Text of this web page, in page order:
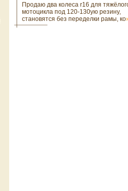
Продаю два колеса r16 для
мотоцикла под 120-130ую резину,
становятся без переделки рамы, ко